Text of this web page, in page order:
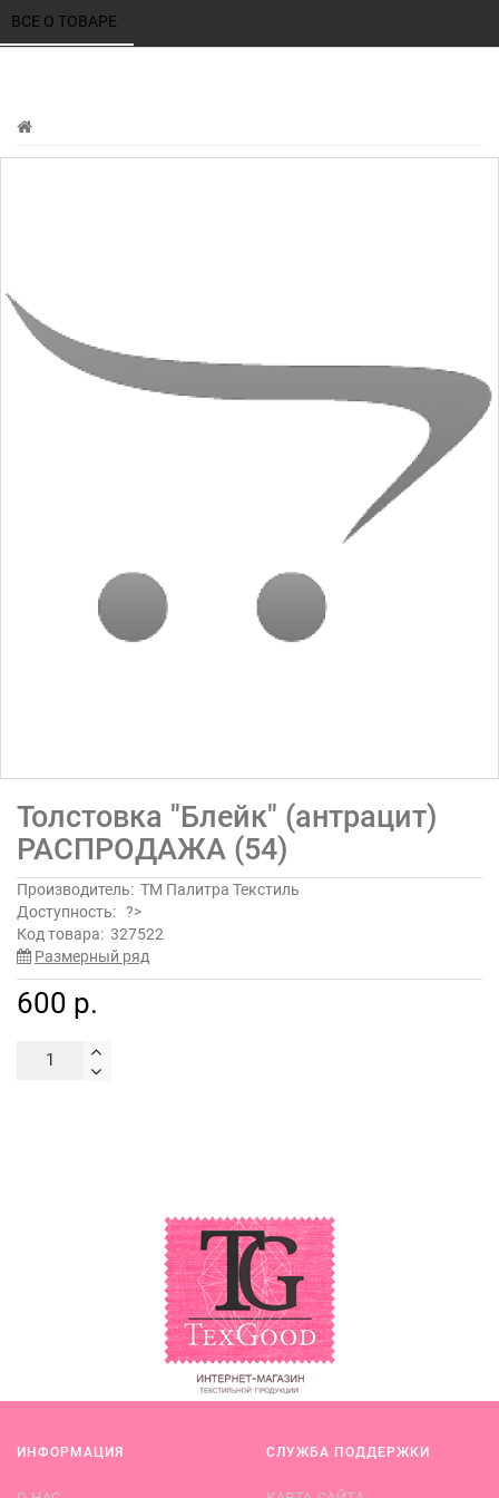
ВСЕ О ТОВАРЕ
Толстовка "Блейк" (антрацит)
РАСПРОДАЖА (54)
Производитель: ТМ Палитра Текстиль
Доступность: ?>
Код товара: 327522
Размерный ряд
600 р.
ИНФОРМАЦИЯ СЛУЖБА ПОДДЕРЖКИ